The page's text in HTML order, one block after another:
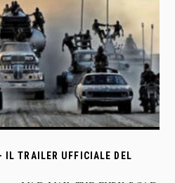
IL TRAILER UFFICIALE DEL